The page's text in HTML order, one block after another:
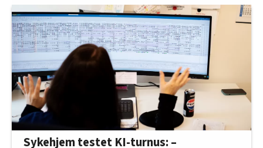
Sykehjem testet KI-turnus: –